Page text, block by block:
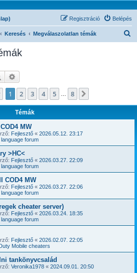
Belépés
Regisztráció
Keresés Megválaszolatlan témák
s
Keresés
Oldal:1 8
1 2 3 4 5 8
Témák
MW
Fejlesztő « 2026.05.12. 23:17
language forum
>HC<
Fejlesztő « 2026.03.27. 22:09
language forum
COD4 MW
Fejlesztő « 2026.03.27. 22:06
language forum
cheater server)
Fejlesztő « 2026.03.24. 18:35
language forum
Fejlesztő « 2026.02.07. 22:05
Mobile cheaters
tankönyvcsalád
Veronika1978 « 2024.09.01. 20:50